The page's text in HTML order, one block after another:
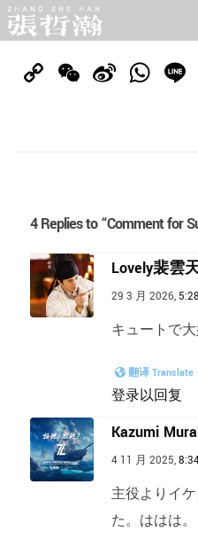
CopyWeChat
Sina
4 Replies to “Comment for
Lovely裴雲
29 3 月 2026,
キュートで
翻译 Translate
登录以回复
Kazumi
4 11 月 2025,
主役よりイ
た。ははは。